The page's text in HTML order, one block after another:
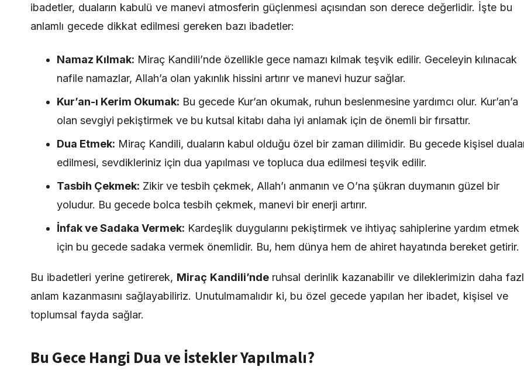
ibadetler, duaların kabulü ve manevi atmosferin güçlenmesi açısından son derece değerlidir. İşte bu
anlamlı gecede dikkat edilmesi gereken bazı ibadetler:
Namaz Kılmak: Miraç Kandili’nde özellikle gece namazı kılmak teşvik edilir. Geceleyin kılınacak
nafile namazlar, Allah’a olan yakınlık hissini artırır ve manevi huzur sağlar.
Kur’an-ı Kerim Okumak: Bu gecede Kur’an okumak, ruhun beslenmesine yardımcı olur. Kur’an’a
olan sevgiyi pekiştirmek ve bu kutsal kitabı daha iyi anlamak için de önemli bir fırsattır.
Dua Etmek: Miraç Kandili, duaların kabul olduğu özel bir zaman dilimidir. Bu gecede kişisel
edilmesi, sevdikleriniz için dua yapılması ve topluca dua edilmesi teşvik edilir.
Tasbih Çekmek: Zikir ve tesbih çekmek, Allah’ı anmanın ve O’na şükran duymanın güzel bir
yoludur. Bu gecede bolca tesbih çekmek, manevi bir enerji artırır.
İnfak ve Sadaka Vermek: Kardeşlik duygularını pekiştirmek ve ihtiyaç sahiplerine yardım etmek
için bu gecede sadaka vermek önemlidir. Bu, hem dünya hem de ahiret hayatında bereket getirir.
Bu ibadetleri yerine getirerek, Miraç Kandili’nderuhsal derinlik kazanabilir ve dileklerimizin daha
anlam kazanmasını sağlayabiliriz. Unutulmamalıdır ki, bu özel gecede yapılan her ibadet, kişisel ve
toplumsal fayda sağlar.
Bu Gece Hangi Dua ve İstekler Yapılmalı?